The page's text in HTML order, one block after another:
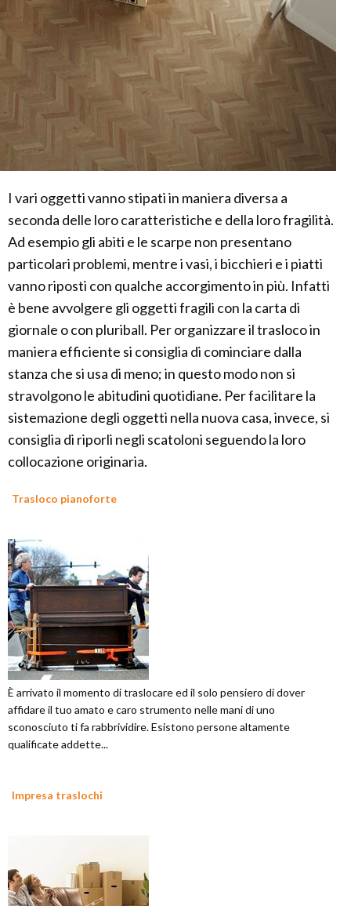
I vari oggetti vanno stipati in maniera diversa a
seconda delle loro caratteristiche e della loro fragilità.
Ad esempio gli abiti e le scarpe non presentano
particolari problemi, mentre i vasi, i bicchieri e i piatti
vanno riposti con qualche accorgimento in più. Infatti
è bene avvolgere gli oggetti fragili con la carta di
giornale o con pluriball. Per organizzare il trasloco in
maniera efficiente si consiglia di cominciare dalla
stanza che si usa di meno; in questo modo non si
stravolgono le abitudini quotidiane. Per facilitare la
sistemazione degli oggetti nella nuova casa, invece, si
consiglia di riporli negli scatoloni seguendo la loro
collocazione originaria.
Trasloco pianoforte
È arrivato il momento di traslocare ed il solo pensiero di dover
affidare il tuo amato e caro strumento nelle mani di uno
sconosciuto ti fa rabbrividire. Esistono persone altamente
qualificate addette...
Impresa traslochi